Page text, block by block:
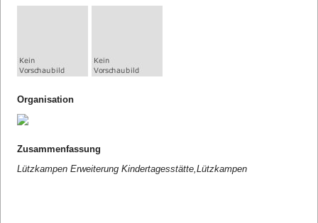
Organisation
Zusammenfassung
Lützkampen Erweiterung Kindertagesstätte,Lützkampen